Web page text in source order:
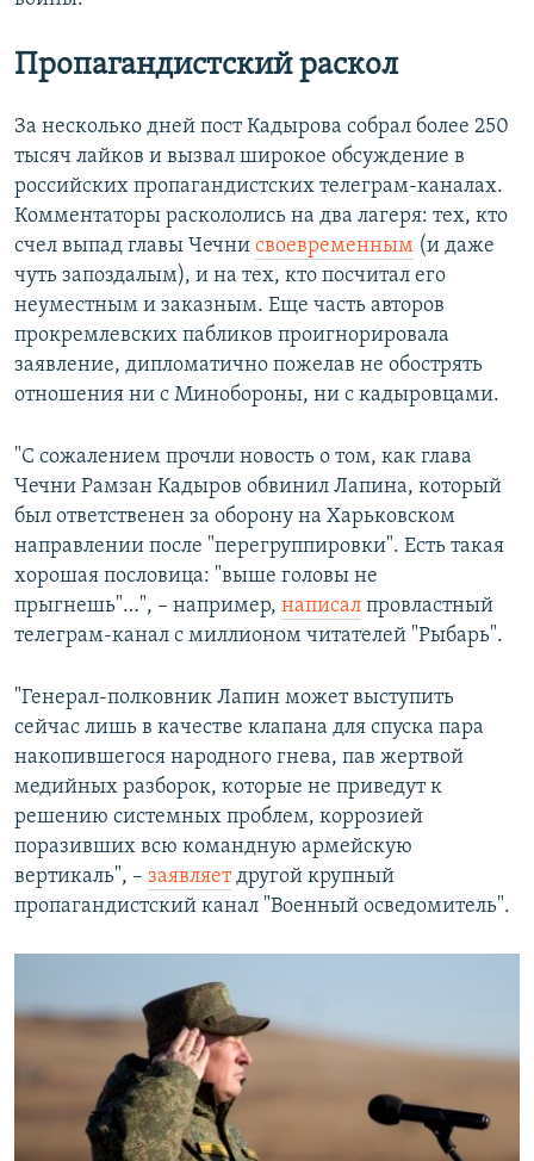
Пропагандистский раскол
За несколько дней пост Кадырова собрал более 250
тысяч лайков и вызвал широкое обсуждение в
российских пропагандистских телеграм-каналах.
Комментаторы раскололись на два лагеря: тех, кто
счел выпад главы Чечни своевременным (и даже
чуть запоздалым), и на тех, кто посчитал его
неуместным и заказным. Еще часть авторов
прокремлевских пабликов проигнорировала
заявление, дипломатично пожелав не обострять
отношения ни с Минобороны, ни с кадыровцами.
"С сожалением прочли новость о том, как глава
Чечни Рамзан Кадыров обвинил Лапина, который
был ответственен за оборону на Харьковском
направлении после "перегруппировки". Есть такая
хорошая пословица: "выше головы не
прыгнешь"…", – например, написал провластный
телеграм-канал с миллионом читателей "Рыбарь".
"Генерал-полковник Лапин может выступить
сейчас лишь в качестве клапана для спуска пара
накопившегося народного гнева, пав жертвой
медийных разборок, которые не приведут к
решению системных проблем, коррозией
поразивших всю командную армейскую
вертикаль", – заявляетдругой крупный
пропагандистский канал "Военный осведомитель".